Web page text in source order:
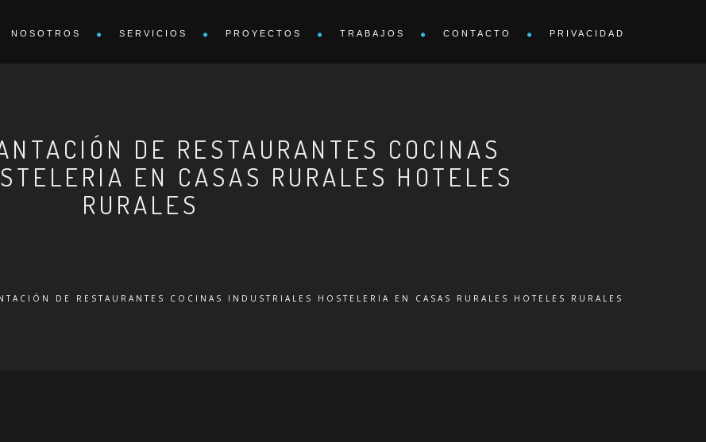
NOSOTROS SERVICIOS PROYECTOS TRABAJOS CONTACTO PRIVACIDAD
DE RESTAURANTES COCINAS
EN CASAS RURALES HOTELES
RURALES
DE RESTAURANTES COCINAS INDUSTRIALES HOSTELERIA EN CASAS RURALES HOTELES RURALES